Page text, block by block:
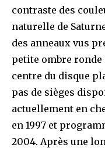
contraste des
naturelle de
des anneaux vus
petite ombre ronde
centre du disque
pas de sièges
actuellement en
en 1997 et
2004. Après une